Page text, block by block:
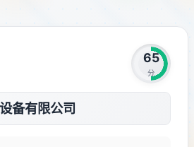
65
分
备有限公司